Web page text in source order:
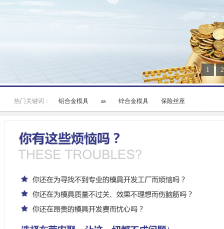
1 2
热门关键词： 铝合金模具 as 锌合金模具 保险丝座